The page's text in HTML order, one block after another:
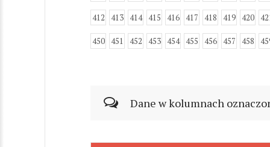
412 413 414 415 416 417 418 419 420
450 451 452 453 454 455 456 457 458
Dane w kolumnach